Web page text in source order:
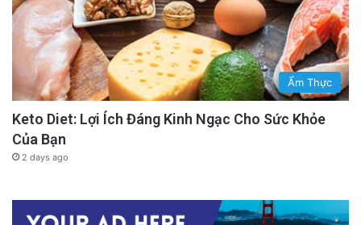
Ẩm Thực
Keto Diet: Lợi Ích Đáng Kinh Ngạc Cho Sức Khỏe
Của Bạn
2 days ago